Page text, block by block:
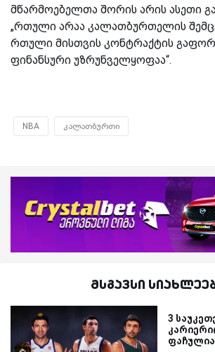
მწარმოებელთა შორის არის ასეთი
„რთული არაა კალათბურთელის
რთული მისთვის კონტრაქტის
ფინანსური უზრუნველყოფაა“.
NBA კალათბურთი
მსგავსი
3